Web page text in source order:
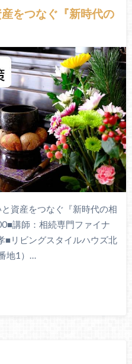
をつなぐ『新時代の
資産をつなぐ『新時代の相
講師：相続専門ファイナ
リビングスタイルハウズ北
地1）…